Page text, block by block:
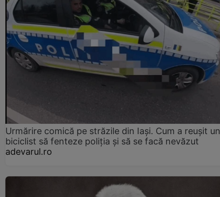
Urmărire comică pe străzile din Iași. Cum a reușit un
biciclist să fenteze poliția și să se facă nevăzut
adevarul.ro